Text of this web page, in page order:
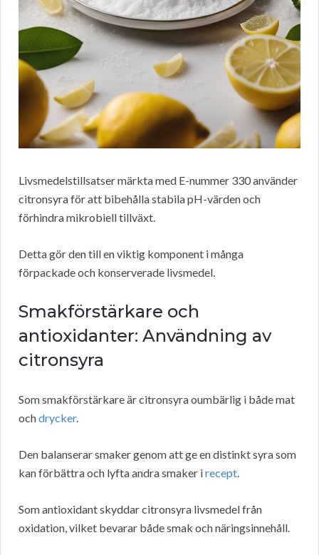
Livsmedelstillsatser märkta med E-nummer 330 använder
citronsyra för att bibehålla stabila pH-värden och
förhindra mikrobiell tillväxt.
Detta gör den till en viktig komponent i många
förpackade och konserverade livsmedel.
Smakförstärkare och
antioxidanter: Användning av
citronsyra
Som smakförstärkare är citronsyra oumbärlig i både mat
ochdrycker.
Den balanserar smaker genom att ge en distinkt syra som
kan förbättra och lyfta andra smaker irecept.
Som antioxidant skyddar citronsyra livsmedel från
oxidation, vilket bevarar både smak och näringsinnehåll.